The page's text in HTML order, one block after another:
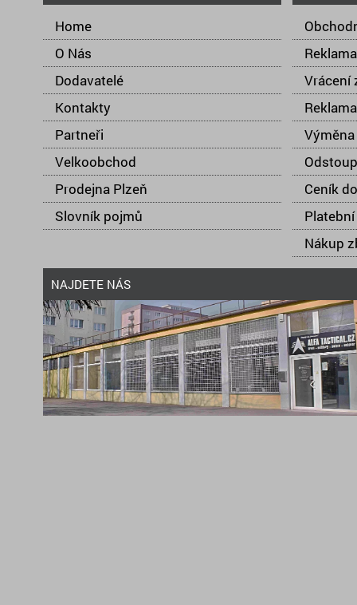
Home
O Nás
Dodavatelé
Kontakty
Partneři
Velkoobchod
Prodejna Plzeň
Slovník pojmů
Vrácení
Ceník
Nákup
NAJDETE NÁS